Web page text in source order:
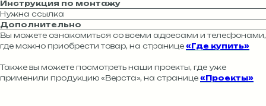
Инструкция по монтажу
Нужна ссылка
Дополнительно
Вы можете ознакомиться со всеми адресами и телефонами,
где можно приобрести товар, на странице «Где купить»
Также вы можете посмотреть наши проекты, где уже
применили продукцию «Верста», на странице «Проекты»